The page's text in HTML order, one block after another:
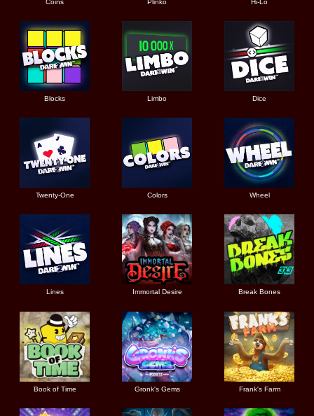
Coins Plinko Hi-Lo
Blocks Limbo Dice
Twenty-One Colors Wheel
Lines Immortal Desire Break Bones
Book of Time Gronk's Gems Frank's Farm